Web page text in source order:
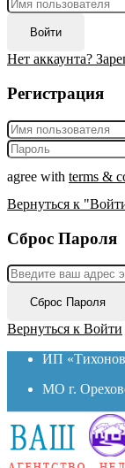
Войти
Нет аккаунта?
Регистрация
agree with terms &
Вернуться к
Сброс Пароля
Сброс Пароля
Вернуться к Войти
ИП
МО г.